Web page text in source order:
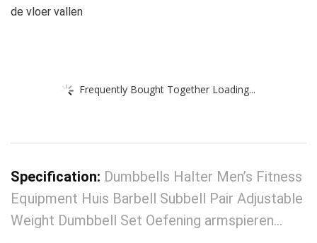
de vloer vallen
Frequently Bought Together Loading...
Specification: Dumbbells Halter Men’s Fitness
Equipment Huis Barbell Subbell Pair Adjustable
Weight Dumbbell Set Oefening armspieren…